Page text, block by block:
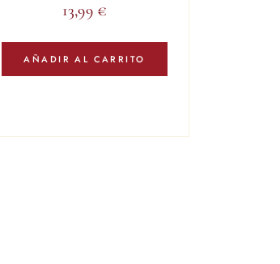
13,99 €
AÑADIR AL CARRITO